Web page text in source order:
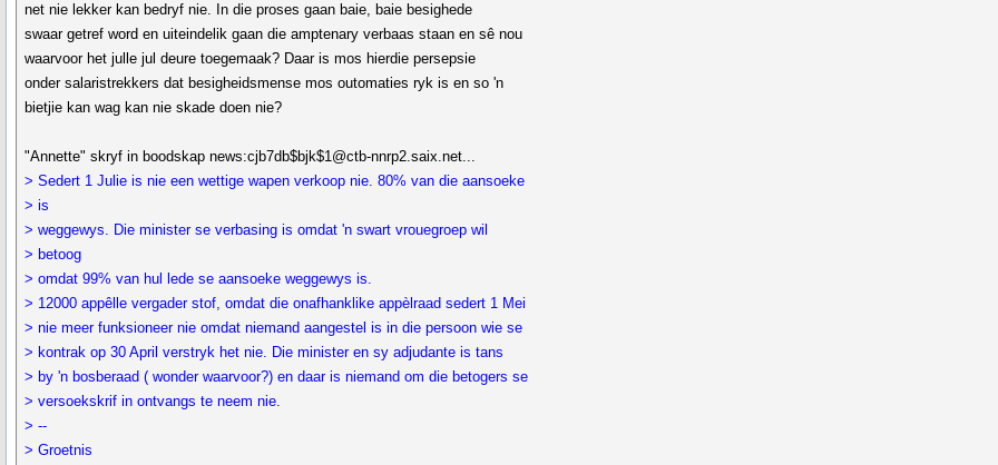
net nie lekker kan bedryf nie. In die proses gaan baie, baie besighede
swaar getref word en uiteindelik gaan die amptenary verbaas staan en sê nou
waarvoor het julle jul deure toegemaak? Daar is mos hierdie persepsie
onder salaristrekkers dat besigheidsmense mos outomaties ryk is en so 'n
bietjie kan wag kan nie skade doen nie?
"Annette" skryf in boodskap news:cjb7db$bjk$1@ctb-nnrp2.saix.net...
> Sedert 1 Julie is nie een wettige wapen verkoop nie. 80% van die aansoeke
> is
> weggewys. Die minister se verbasing is omdat 'n swart vrouegroep wil
> betoog
> omdat 99% van hul lede se aansoeke weggewys is.
> 12000 appêlle vergader stof, omdat die onafhanklike appèlraad sedert 1 Mei
> nie meer funksioneer nie omdat niemand aangestel is in die persoon wie se
> kontrak op 30 April verstryk het nie. Die minister en sy adjudante is tans
> by 'n bosberaad ( wonder waarvoor?) en daar is niemand om die betogers se
> versoekskrif in ontvangs te neem nie.
> --
> Groetnis